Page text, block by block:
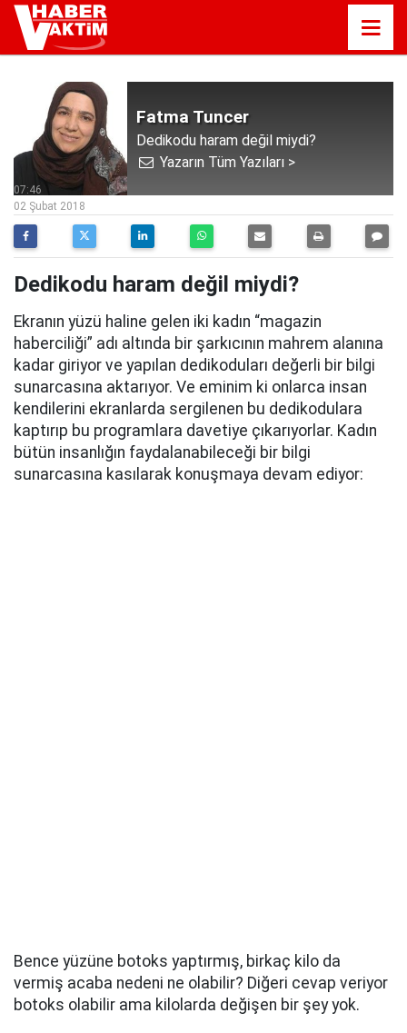
Fatma Tuncer
Dedikodu haram değil miydi?
Yazarın Tüm Yazıları >
07:46
02 Şubat 2018
Dedikodu haram değil miydi?
Ekranın yüzü haline gelen iki kadın “magazin
haberciliği” adı altında bir şarkıcının mahrem alanına
kadar giriyor ve yapılan dedikoduları değerli bir bilgi
sunarcasına aktarıyor. Ve eminim ki onlarca insan
kendilerini ekranlarda sergilenen bu dedikodulara
kaptırıp bu programlara davetiye çıkarıyorlar. Kadın
bütün insanlığın faydalanabileceği bir bilgi
sunarcasına kasılarak konuşmaya devam ediyor:
Bence yüzüne botoks yaptırmış, birkaç kilo da
vermiş acaba nedeni ne olabilir? Diğeri cevap veriyor
botoks olabilir ama kilolarda değişen bir şey yok.